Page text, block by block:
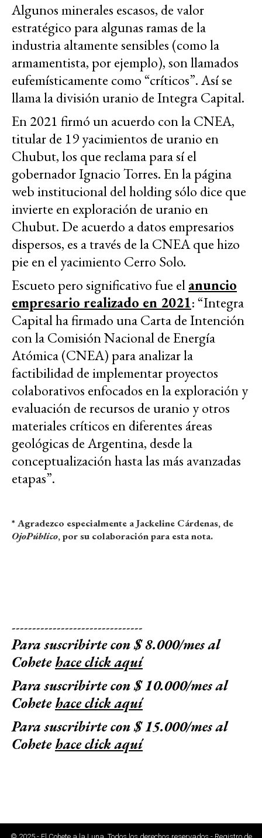
Algunos minerales escasos, de valor
estratégico para algunas ramas de la
industria altamente sensibles (como la
armamentista, por ejemplo), son llamados
eufemísticamente como “críticos”. Así se
llama la división uranio de Integra Capital.
En 2021 firmó un acuerdo con la CNEA,
titular de 19 yacimientos de uranio en
Chubut, los que reclama para sí el
gobernador Ignacio Torres. En la página
web institucional del holding sólo dice que
invierte en exploración de uranio en
Chubut. De acuerdo a datos empresarios
dispersos, es a través de la CNEA que hizo
pie en el yacimiento Cerro Solo.
Escueto pero significativo fue elanuncio
empresario realizado en 2021: “Integra
Capital ha firmado una Carta de Intención
con la Comisión Nacional de Energía
Atómica (CNEA) para analizar la
factibilidad de implementar proyectos
colaborativos enfocados en la exploración y
evaluación de recursos de uranio y otros
materiales críticos en diferentes áreas
geológicas de Argentina, desde la
conceptualización hasta las más avanzadas
etapas”.
* Agradezco especialmente a Jackeline Cárdenas, de
OjoPúblico, por su colaboración para esta nota.
--------------------------------
Para suscribirte con $ 8.000/mes al
Cohetehace click aquí
Para suscribirte con $ 10.000/mes al
Cohetehace click aquí
Para suscribirte con $ 15.000/mes al
Cohetehace click aquí